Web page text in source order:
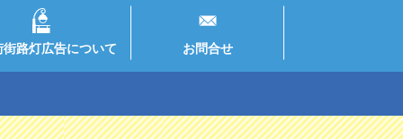
街路灯広告について お問合せ